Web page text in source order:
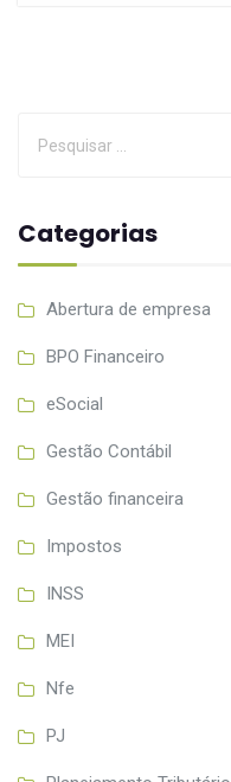
Categorias
Abertura de empresa
BPO Financeiro
eSocial
Gestão Contábil
Gestão financeira
Impostos
INSS
MEI
Nfe
PJ